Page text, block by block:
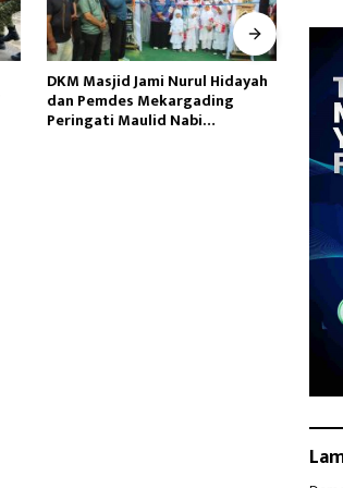
Jatanras Polda Banten Tangkap
Dua Korlap Aksi Demo di PEMI
AW, Kuasa Hukum Minta Proses Kali